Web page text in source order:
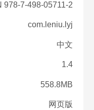
978-7-498-05711-2
com.leniu.lyj
中文
1.4
558.8MB
网页版